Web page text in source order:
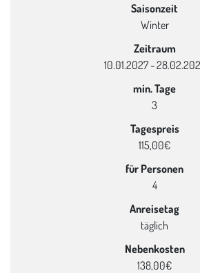
Saisonzeit
Winter
Zeitraum
10.01.2027 -
min. Tage
3
Tagespreis
115,00€
für Personen
4
Anreisetag
täglich
Nebenkosten
138,00€